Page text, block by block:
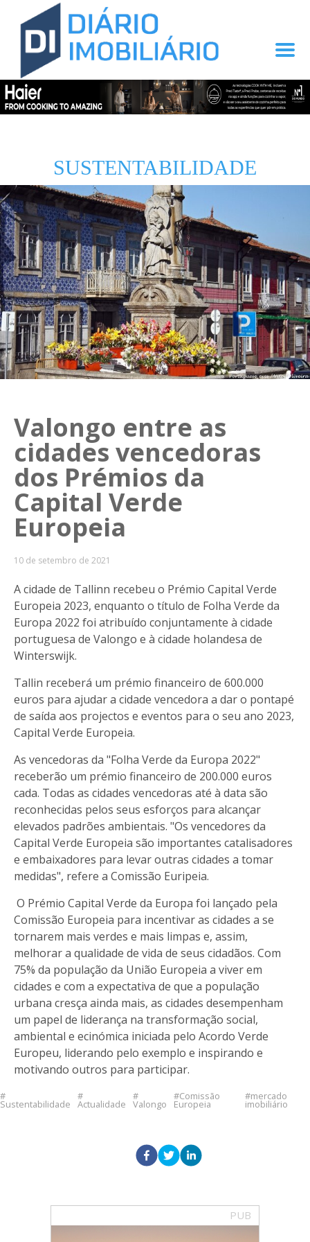
SUSTENTABILIDADE
Valongo entre as
cidades vencedoras
dos Prémios da
Capital Verde
Europeia
10 de setembro de 2021
A cidade de Tallinn recebeu o Prémio Capital Verde
Europeia 2023, enquanto o título de Folha Verde da
Europa 2022 foi atribuído conjuntamente à cidade
portuguesa de Valongo e à cidade holandesa de
Winterswijk.
Tallin receberá um prémio financeiro de 600.000
euros para ajudar a cidade vencedora a dar o pontapé
de saída aos projectos e eventos para o seu ano 2023,
Capital Verde Europeia.
As vencedoras da "Folha Verde da Europa 2022"
receberão um prémio financeiro de 200.000 euros
cada. Todas as cidades vencedoras até à data são
reconhecidas pelos seus esforços para alcançar
elevados padrões ambientais. "Os vencedores da
Capital Verde Europeia são importantes catalisadores
e embaixadores para levar outras cidades a tomar
medidas", refere a Comissão Euripeia.
O Prémio Capital Verde da Europa foi lançado pela
Comissão Europeia para incentivar as cidades a se
tornarem mais verdes e mais limpas e, assim,
melhorar a qualidade de vida de seus cidadãos. Com
75% da população da União Europeia a viver em
cidades e com a expectativa de que a população
urbana cresça ainda mais, as cidades desempenham
um papel de liderança na transformação social,
ambiental e ecinómica iniciada pelo Acordo Verde
Europeu, liderando pelo exemplo e inspirando e
motivando outros para participar.
Sustentabilidade Actualidade Valongo
Comissão
Europeia
mercado
imobiliário
PUB